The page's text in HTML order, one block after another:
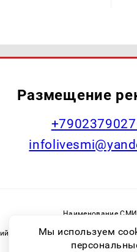
Размещение
Наименование
орган: Федеральная служба по
Мы используем